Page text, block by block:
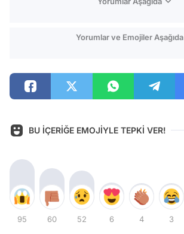
Yorumlar ve Emojiler Aşağıda
BU İÇERİĞE EMOJİYLE TEPKİ VER!
95 60 52 6 4 3